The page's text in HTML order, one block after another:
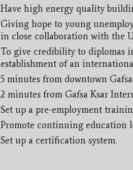
Have high energy quality
Giving hope to young
in close collaboration with the
To give credibility to diplomas
establishment of an
5 minutes from downtown Gafsa
2 minutes from Gafsa Ksar
Set up a pre-employment
Promote continuing education
Set up a certification system.